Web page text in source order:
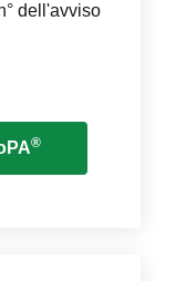
dell'avviso
®